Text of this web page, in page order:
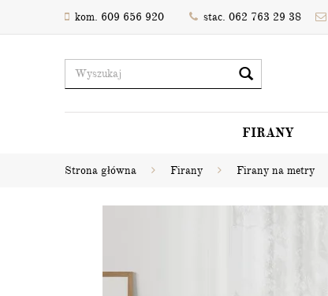
kom. 609 656 920 stac. 062 763 29 38
FIRANY
Strona główna Firany Firany na metry